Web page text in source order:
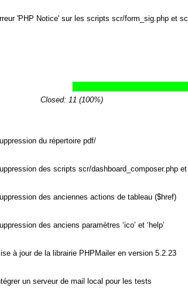
'PHP Notice' sur les scripts scr/form_sig.php et
Closed: 11 (100%)
du répertoire pdf/
des scripts scr/dashboard_composer.php
des anciennes actions de tableau ($href)
des anciens paramètres ‘ico’ et ‘help’
à jour de la librairie PHPMailer en version 5.2.23
un serveur de mail local pour les tests